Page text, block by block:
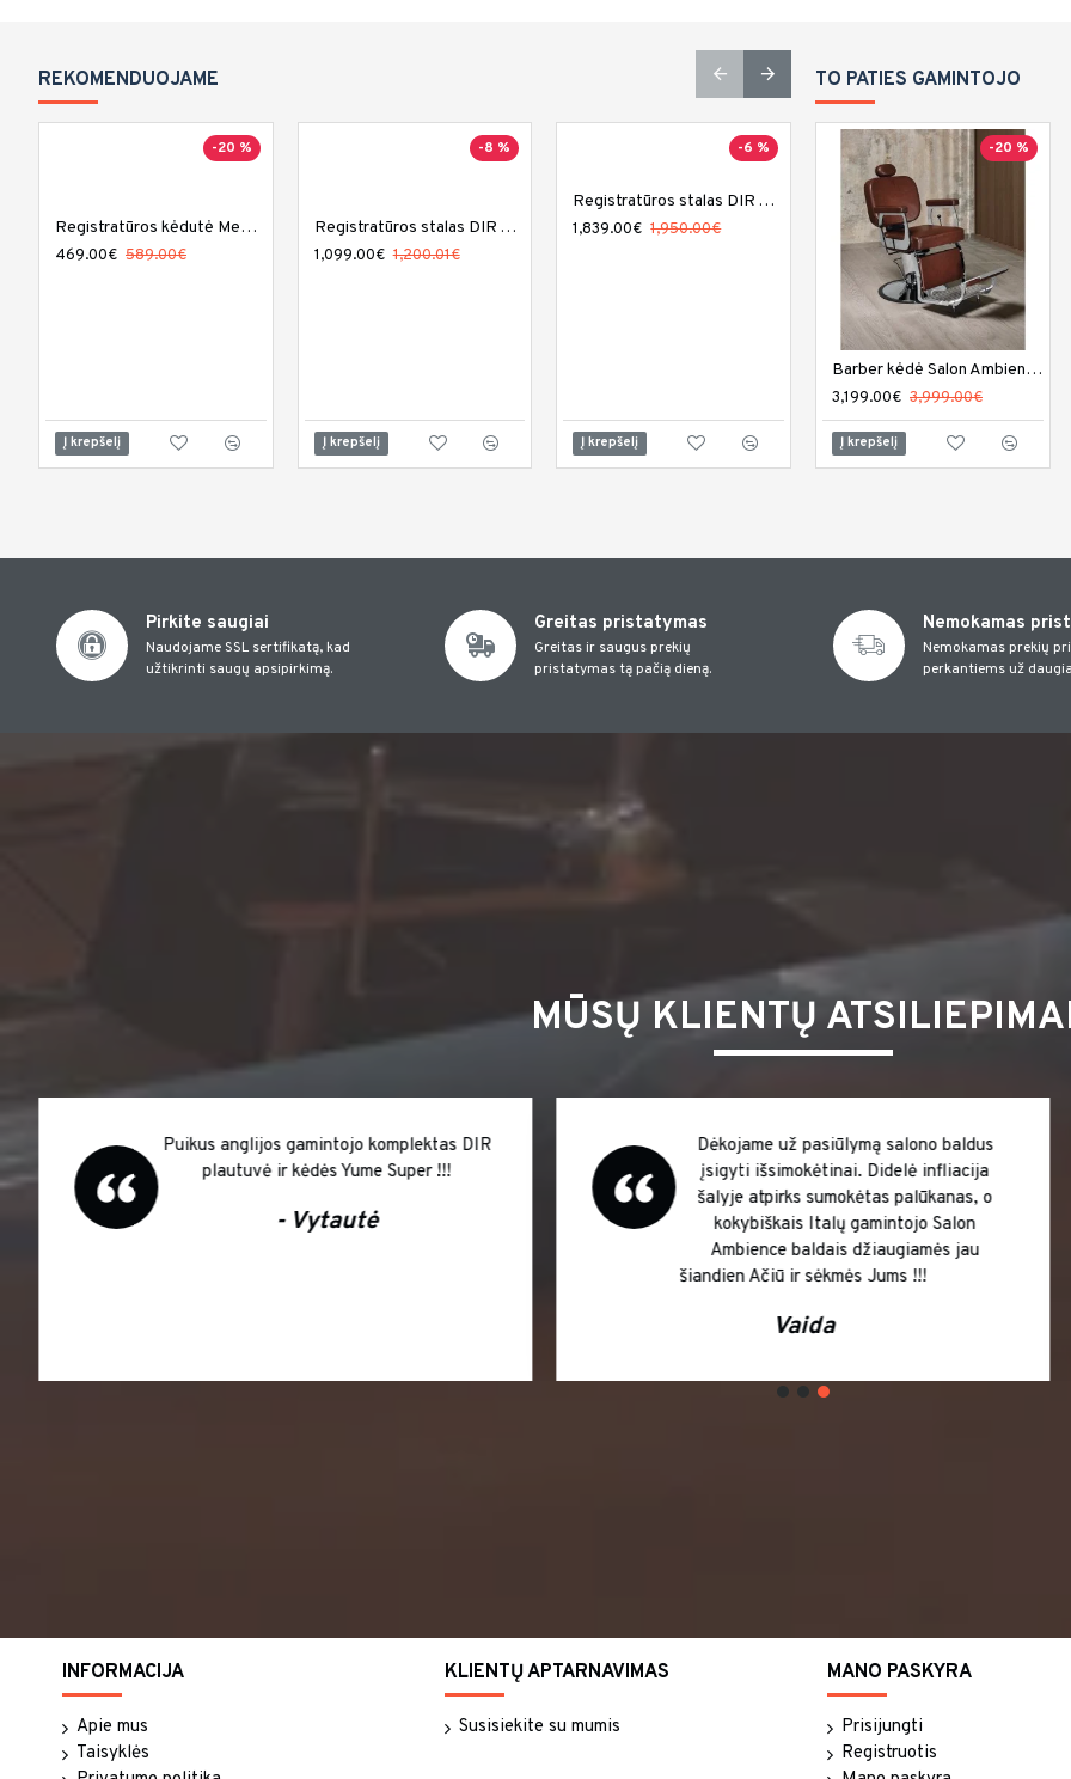
REKOMENDUOJAME
-20 %
Registratūros kėdutė Medical and Beauty Divine Reception
469.00€ 589.00€
Į krepšelį
-8 %
Registratūros stalas DIR Acquario su LED apšvietimu
1,099.00€ 1,200.01€
Į krepšelį
-6 %
Registratūros stalas DIR Alex su LED apšvietimu
1,839.00€ 1,950.00€
Į krepšelį
-10 %
Registratūros stalas DIR Gattino su LED apšvietimu
1,719.00€ 1,900.00€
Į krepšelį
TO PATIES GAMINTOJO
-20 %
Barber kėdė Salon Ambience Elite
3,199.00€ 3,999.00€
Į krepšelį
Pirkite saugiai
Naudojame SSL sertifikatą, kad
užtikrinti saugų apsipirkimą.
Greitas pristatymas
Greitas ir saugus prekių
pristatymas tą pačią dieną.
Nemokamas
Nemokamas prekių
perkantiems už
MŪSŲ KLIENTŲ
Greitas gamybos procesas, superiniai
italijos gamintojo baldai grožio salonui
Profesionalumas, kokybė ir garantija, taip
galėčiau trumpai aprašyti apie šios įmonės
teikiamas paslaugas.
- Viktoras
INFORMACIJA
Apie mus
Taisyklės
KLIENTŲ APTARNAVIMAS
Susisiekite su mumis
MANO PASKYRA
Prisijungti
Registruotis